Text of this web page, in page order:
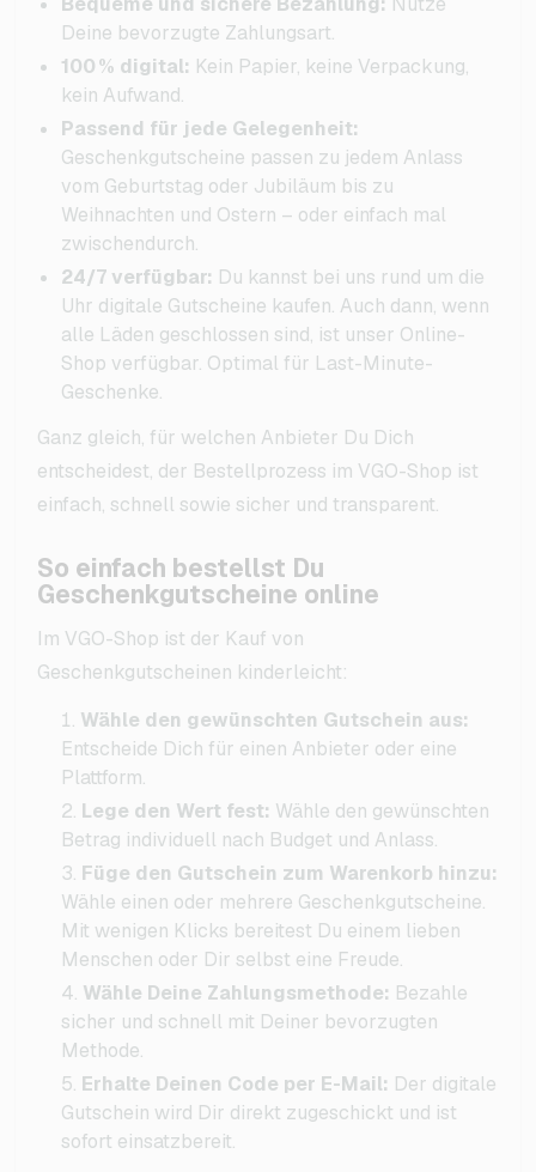
Deine bevorzugte Zahlungsart.
100 % digital: Kein Papier, keine Verpackung,
kein Aufwand.
Passend für jede Gelegenheit:
Geschenkgutscheine passen zu jedem Anlass
vom Geburtstag oder Jubiläum bis zu
Weihnachten und Ostern – oder einfach mal
zwischendurch.
24/7 verfügbar: Du kannst bei uns rund um die
Uhr digitale Gutscheine kaufen. Auch dann, wenn
alle Läden geschlossen sind, ist unser Online-
Shop verfügbar. Optimal für Last-Minute-
Geschenke.
Ganz gleich, für welchen Anbieter Du Dich
entscheidest, der Bestellprozess im VGO-Shop ist
einfach, schnell sowie sicher und transparent.
So einfach bestellst Du
Geschenkgutscheine online
Im VGO-Shop ist der Kauf von
Geschenkgutscheinen kinderleicht:
Wähle den gewünschten Gutschein aus:
Entscheide Dich für einen Anbieter oder eine
Plattform.
Lege den Wert fest: Wähle den gewünschten
Betrag individuell nach Budget und Anlass.
Füge den Gutschein zum Warenkorb hinzu:
Wähle einen oder mehrere Geschenkgutscheine.
Mit wenigen Klicks bereitest Du einem lieben
Menschen oder Dir selbst eine Freude.
Wähle Deine Zahlungsmethode: Bezahle
sicher und schnell mit Deiner bevorzugten
Methode.
Erhalte Deinen Code per E-Mail: Der digitale
Gutschein wird Dir direkt zugeschickt und ist
sofort einsatzbereit.